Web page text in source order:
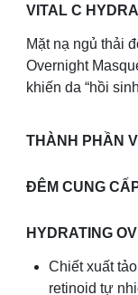
VITAL C
Mặt nạ ngủ thải
Overnight
khiến da “hồi
THÀNH PHẦN
ĐÊM CUNG
HYDRATING
Chiết xuất
retinoid tự